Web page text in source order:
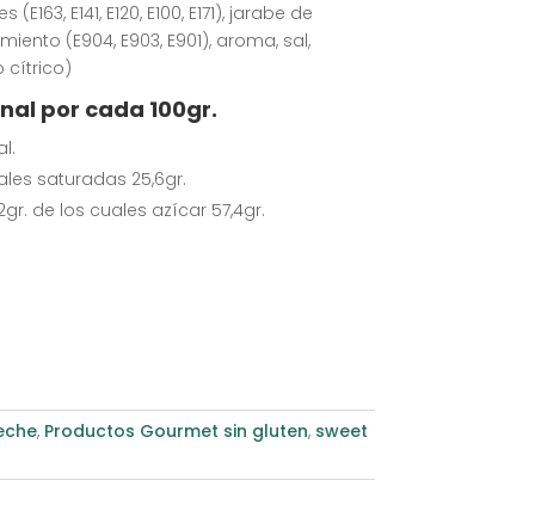
E141, E120, E100, E171), jarabe de
(E904, E903, E901), aroma, sal,
cítrico)
por cada 100gr.
saturadas 25,6gr.
de los cuales azícar 57,4gr.
, Productos Gourmet sin gluten, sweet